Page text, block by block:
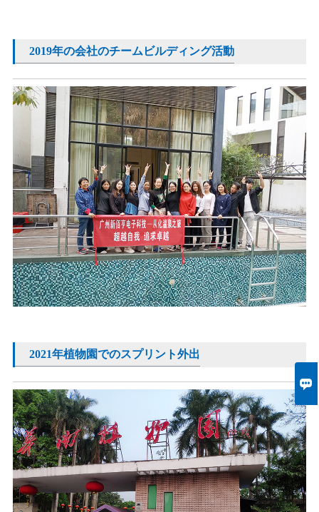

2019年の会社のチームビルディング活動
2021年植物園でのスプリント外出